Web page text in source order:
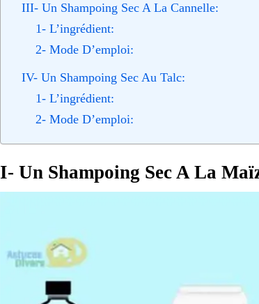
III- Un Shampoing Sec A La Cannelle:
1- L’ingrédient:
2- Mode D’emploi:
IV- Un Shampoing Sec Au Talc:
1- L’ingrédient:
2- Mode D’emploi:
I- Un Shampoing Sec A La